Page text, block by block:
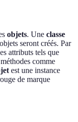
objets. Une classe
seront créés. Par
attributs tels que
comme
est une instance
de marque